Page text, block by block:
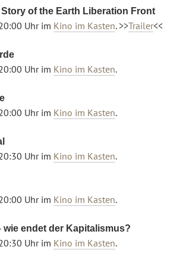
Story of the Earth Liberation Front
Uhr im Kino im Kasten. >>Trailer<<
Uhr im Kino im Kasten.
Uhr im Kino im Kasten.
Uhr im Kino im Kasten.
Uhr im Kino im Kasten.
wie endet der Kapitalismus?
Uhr im Kino im Kasten.